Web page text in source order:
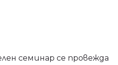
семинар се провежда